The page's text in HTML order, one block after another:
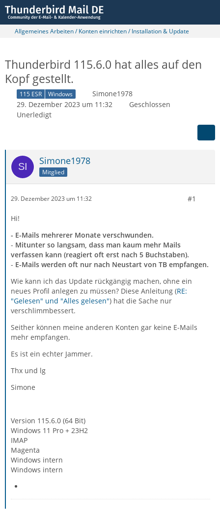
Allgemeines Arbeiten / Konten einrichten / Installation & Update
Thunderbird 115.6.0 hat alles auf den
Kopf gestellt.
115 ESR Windows
Simone1978
29. Dezember 2023 um 11:32
Geschlossen
Unerledigt
Simone1978
Mitglied
29. Dezember 2023 um 11:32 #1
Hi!
- E-Mails mehrerer Monate verschwunden.
- Mitunter so langsam, dass man kaum mehr Mails
verfassen kann (reagiert oft erst nach 5 Buchstaben).
- E-Mails werden oft nur nach Neustart von TB empfangen.
Wie kann ich das Update rückgängig machen, ohne ein
neues Profil anlegen zu müssen? Diese Anleitung (RE:
"Gelesen" und "Alles gelesen") hat die Sache nur
verschlimmbessert.
Seither können meine anderen Konten gar keine E-Mails
mehr empfangen.
Es ist ein echter Jammer.
Thx und lg
Simone
Version 115.6.0 (64 Bit)
Windows 11 Pro + 23H2
IMAP
Magenta
Windows intern
Windows intern